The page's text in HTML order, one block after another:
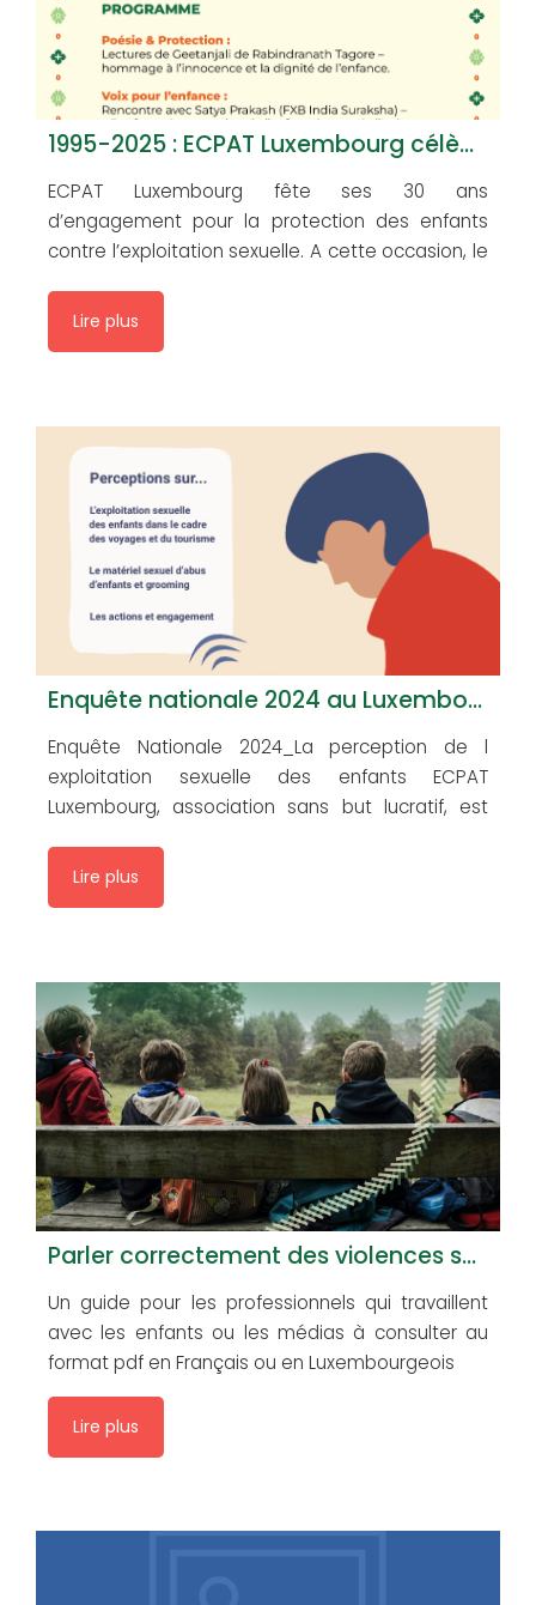
1995-2025 : ECPAT Luxembourg célèbre ses 30 ans – 18 novembre 2025
ECPAT Luxembourg fête ses 30 ans
d’engagement pour la protection des enfants
contre l’exploitation sexuelle. A cette occasion, le
moment de partage pour célébrer la dignité et la
Lire plus
Enquête nationale 2024 au Luxembourg : La perception de l’exploitation sexuelle des enfants
Enquête Nationale 2024_La perception de l
exploitation sexuelle des enfants ECPAT
Luxembourg, association sans but lucratif, est
par le Ministère des Affaires étrangères et
réseau internationale ECPAT qui compte 112
membres dans […]
Lire plus
Parler correctement des violences sexuelles: Un guide pour les professionnels qui travaillent avec les enfants ou les médias
Un guide pour les professionnels qui travaillent
avec les enfants ou les médias à consulter au
format pdf en Français ou en Luxembourgeois
Lire plus